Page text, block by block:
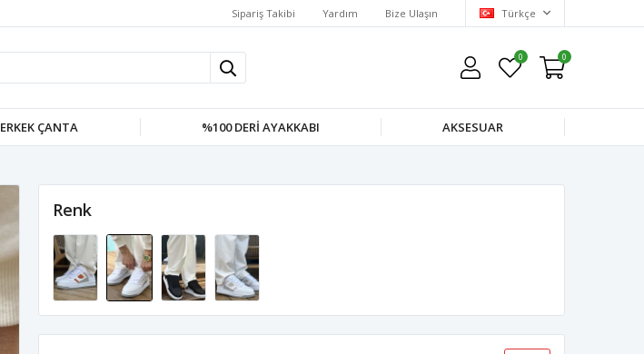
Sipariş Takibi Yardım Bize Ulaşın Türkçe
0 0
ERKEK ÇANTA %100 DERI AYAKKABI AKSESUAR
Renk